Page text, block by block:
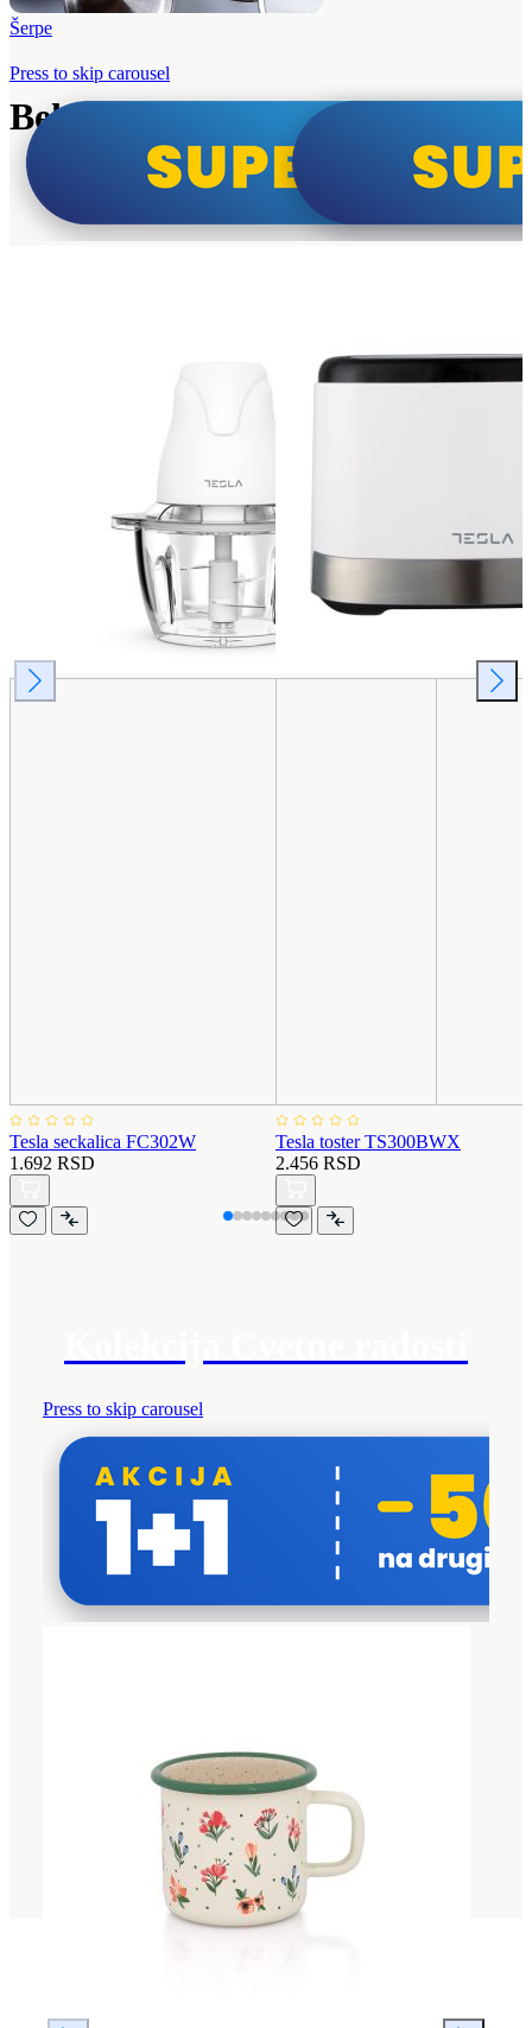
Šerpe
Beko i Tesla super cene
Press to skip carousel
Tesla seckalica FC302W
1.692 RSD
Tesla toster TS300BWX
2.456 RSD
Press to skip carousel